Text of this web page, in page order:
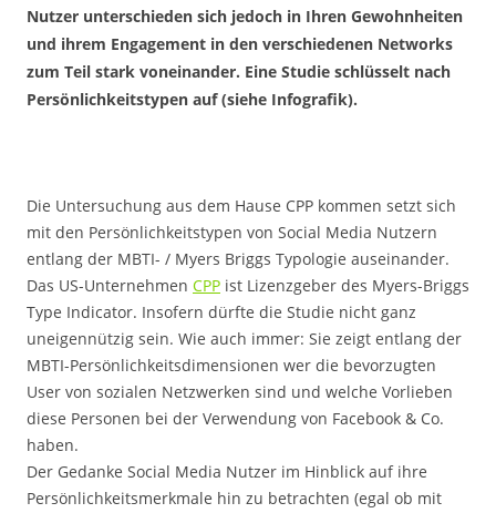
Nutzer unterschieden sich jedoch in Ihren Gewohnheiten
und ihrem Engagement in den verschiedenen Networks
zum Teil stark voneinander. Eine Studie schlüsselt nach
Persönlichkeitstypen auf (siehe Infografik).
Die Untersuchung aus dem Hause CPP kommen setzt sich
mit den Persönlichkeitstypen von Social Media Nutzern
entlang der MBTI- / Myers Briggs Typologie auseinander.
Das US-Unternehmen CPP ist Lizenzgeber des Myers-Briggs
Type Indicator. Insofern dürfte die Studie nicht ganz
uneigennützig sein. Wie auch immer: Sie zeigt entlang der
MBTI-Persönlichkeitsdimensionen wer die bevorzugten
User von sozialen Netzwerken sind und welche Vorlieben
diese Personen bei der Verwendung von Facebook & Co.
haben.
Der Gedanke Social Media Nutzer im Hinblick auf ihre
Persönlichkeitsmerkmale hin zu betrachten (egal ob mit